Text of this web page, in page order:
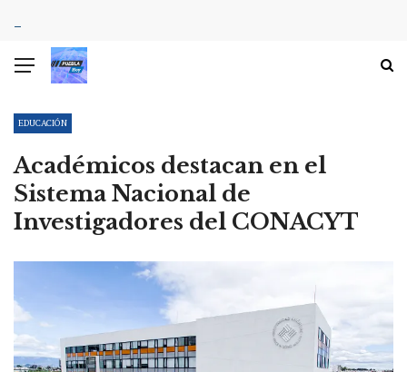
EDUCACIÓN
Académicos destacan en el
Sistema Nacional de
Investigadores del CONACYT